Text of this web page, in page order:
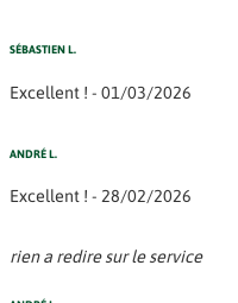
SÉBASTIEN L.
Excellent ! - 01/03/2026
ANDRÉ L.
Excellent ! - 28/02/2026
rien a redire sur le service